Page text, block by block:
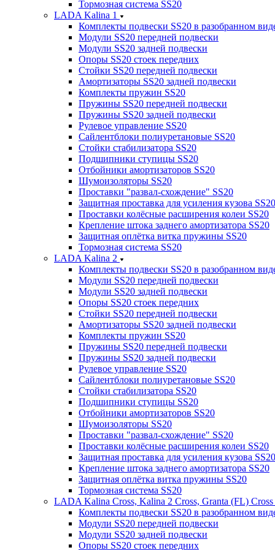
Тормозная система SS20
LADA Kalina 1
Комплекты подвески SS20 в разобранном
Модули SS20 передней подвески
Модули SS20 задней подвески
Опоры SS20 стоек передних
Стойки SS20 передней подвески
Амортизаторы SS20 задней подвески
Комплекты пружин SS20
Пружины SS20 передней подвески
Пружины SS20 задней подвески
Рулевое управление SS20
Сайлентблоки полиуретановые SS20
Стойки стабилизатора SS20
Подшипники ступицы SS20
Отбойники амортизаторов SS20
Шумоизоляторы SS20
Проставки "развал-схождение" SS20
Защитная проставка для усиления кузова SS20
Проставки колёсные расширения колеи SS20
Крепление штока заднего амортизатора SS20
Защитная оплётка витка пружины SS20
Тормозная система SS20
LADA Kalina 2
Комплекты подвески SS20 в разобранном
Модули SS20 передней подвески
Модули SS20 задней подвески
Опоры SS20 стоек передних
Стойки SS20 передней подвески
Амортизаторы SS20 задней подвески
Комплекты пружин SS20
Пружины SS20 передней подвески
Пружины SS20 задней подвески
Рулевое управление SS20
Сайлентблоки полиуретановые SS20
Стойки стабилизатора SS20
Подшипники ступицы SS20
Отбойники амортизаторов SS20
Шумоизоляторы SS20
Проставки "развал-схождение" SS20
Проставки колёсные расширения колеи SS20
Защитная проставка для усиления кузова SS20
Крепление штока заднего амортизатора SS20
Защитная оплётка витка пружины SS20
Тормозная система SS20
LADA Kalina Cross, Kalina 2 Cross, Granta (FL) Cross
Комплекты подвески SS20 в разобранном
Модули SS20 передней подвески
Модули SS20 задней подвески
Опоры SS20 стоек передних